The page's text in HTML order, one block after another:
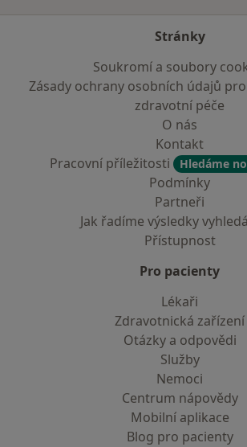
Stránky
Soukromí a soubory
Zásady ochrany osobních údajů
zdravotní péče
O nás
Kontakt
Pracovní příležitosti
Hledáme
Podmínky
Partneři
Jak řadíme výsledky
Přístupnost
Pro pacienty
Lékaři
Zdravotnická zařízení
Otázky a odpovědi
Služby
Nemoci
Centrum nápovědy
Mobilní aplikace
Blog pro pacienty